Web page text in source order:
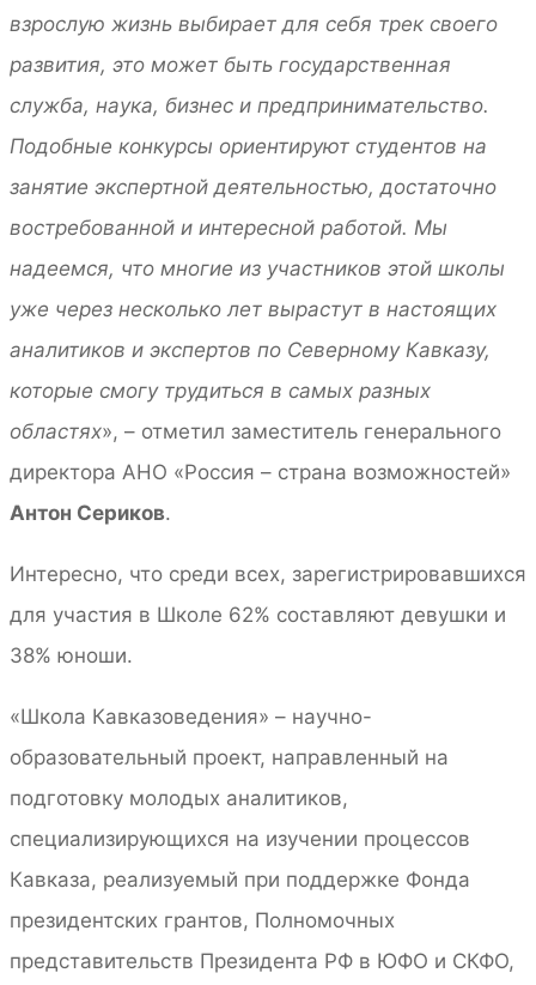
взрослую жизнь выбирает для себя трек своего
развития, это может быть государственная
служба, наука, бизнес и предпринимательство.
Подобные конкурсы ориентируют студентов на
занятие экспертной деятельностью, достаточно
востребованной и интересной работой. Мы
надеемся, что многие из участников этой школы
уже через несколько лет вырастут в настоящих
аналитиков и экспертов по Северному Кавказу,
которые смогу трудиться в самых разных
областях», – отметил заместитель генерального
директора АНО «Россия – страна возможностей»
Антон Сериков.
Интересно, что среди всех, зарегистрировавшихся
для участия в Школе 62% составляют девушки и
38% юноши.
«Школа Кавказоведения» – научно-
образовательный проект, направленный на
подготовку молодых аналитиков,
специализирующихся на изучении процессов
Кавказа, реализуемый при поддержке Фонда
президентских грантов, Полномочных
представительств Президента РФ в ЮФО и СКФО,